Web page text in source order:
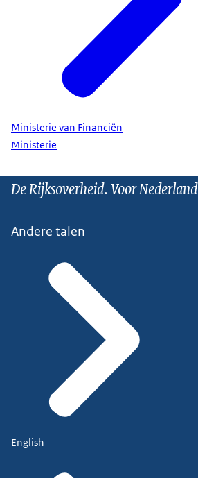
Ministerie van Financiën
Ministerie
De Rijksoverheid. Voor Nederland
Andere talen
English